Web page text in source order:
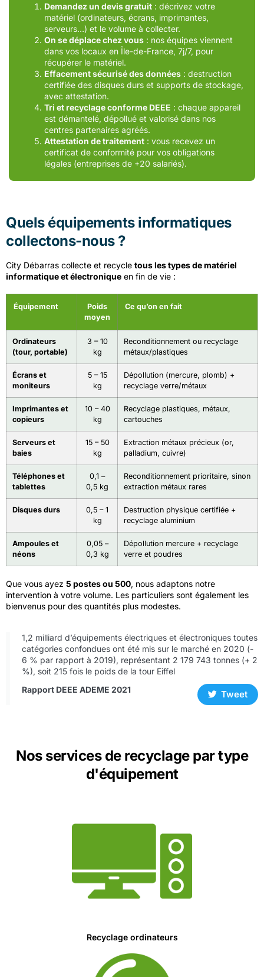
Demandez un devis gratuit : décrivez votre
matériel (ordinateurs, écrans, imprimantes,
serveurs…) et le volume à collecter.
On se déplace chez vous : nos équipes viennent
dans vos locaux en Île-de-France, 7j/7, pour
récupérer le matériel.
Effacement sécurisé des données : destruction
certifiée des disques durs et supports de stockage,
avec attestation.
Tri et recyclage conforme DEEE : chaque appareil
est démantelé, dépollué et valorisé dans nos
centres partenaires agréés.
Attestation de traitement : vous recevez un
certificat de conformité pour vos obligations
légales (entreprises de +20 salariés).
Quels équipements informatiques
collectons-nous ?
City Débarras collecte et recycle tous les types de matériel
informatique et électronique en fin de vie :
Équipement
Poids
moyen
Ce qu’on en fait
Ordinateurs
(tour, portable)
3 – 10
kg
Reconditionnement ou recyclage
métaux/plastiques
Écrans et
moniteurs
5 – 15
kg
Dépollution (mercure, plomb) +
recyclage verre/métaux
Imprimantes et
copieurs
10 – 40
kg
Recyclage plastiques, métaux,
cartouches
Serveurs et
baies
15 – 50
kg
Extraction métaux précieux (or,
palladium, cuivre)
Téléphones et
tablettes
0,1 –
0,5 kg
Reconditionnement prioritaire, sinon
extraction métaux rares
Disques durs
0,5 – 1
kg
Destruction physique certifiée +
recyclage aluminium
Ampoules et
néons
0,05 –
0,3 kg
Dépollution mercure + recyclage
verre et poudres
Que vous ayez 5 postes ou 500, nous adaptons notre
intervention à votre volume. Les particuliers sont également les
bienvenus pour des quantités plus modestes.
1,2 milliard d’équipements électriques et électroniques toutes
catégories confondues ont été mis sur le marché en 2020 (-
6 % par rapport à 2019), représentant 2 179 743 tonnes (+ 2
%), soit 215 fois le poids de la tour Eiffel
Rapport DEEE ADEME 2021
Tweet
Nos services de recyclage par type
d'équipement
Recyclage ordinateurs